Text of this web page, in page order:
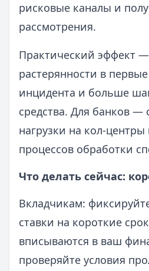
рисковые каналы и
рассмотрения.
Практический эффект
растерянности в
инцидента и больше
средства. Для банков —
нагрузки на кол-
процессов обработки
Что делать сейчас:
Вкладчикам:
ставки на короткие
вписываются в ваш
проверяйте условия